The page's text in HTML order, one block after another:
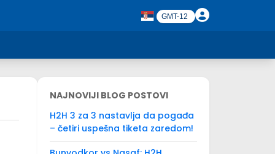
NAJNOVIJI BLOG POSTOVI
H2H 3 za 3 nastavlja da pogađa
– četiri uspešna tiketa zaredom!